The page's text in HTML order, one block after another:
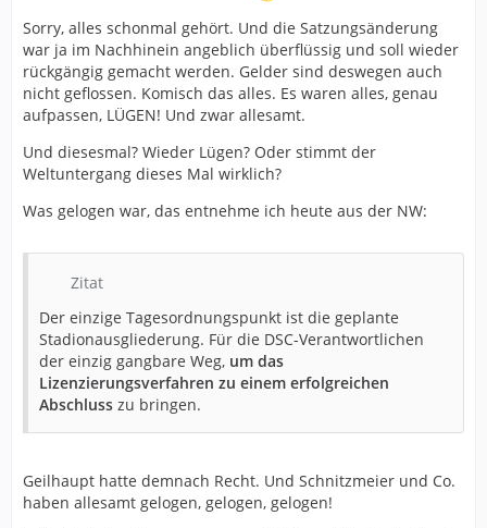
Sorry, alles schonmal gehört. Und die Satzungsänderung
war ja im Nachhinein angeblich überflüssig und soll wieder
rückgängig gemacht werden. Gelder sind deswegen auch
nicht geflossen. Komisch das alles. Es waren alles, genau
aufpassen, LÜGEN! Und zwar allesamt.
Und diesesmal? Wieder Lügen? Oder stimmt der
Weltuntergang dieses Mal wirklich?
Was gelogen war, das entnehme ich heute aus der NW:
Zitat
Der einzige Tagesordnungspunkt ist die geplante
Stadionausgliederung. Für die DSC-Verantwortlichen
der einzig gangbare Weg, um das
Lizenzierungsverfahren zu einem erfolgreichen
Abschluss zu bringen.
Geilhaupt hatte demnach Recht. Und Schnitzmeier und Co.
haben allesamt gelogen, gelogen, gelogen!